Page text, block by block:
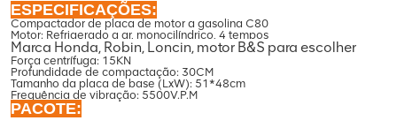
ESPECIFICAÇÕES:
Compactador de placa de motor a gasolina C80
Motor: Refrigerado a ar, monocilíndrico, 4 tempos
Marca Honda, Robin, Loncin, motor B&S para escolher
Força centrífuga: 15KN
Profundidade de compactação: 30CM
Tamanho da placa de base (LxW): 51*48cm
Frequência de vibração: 5500V.P.M
PACOTE: